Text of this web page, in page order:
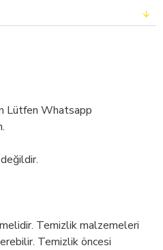
Lütfen Whatsapp
Temizlik malzemeleri
Temizlik öncesi